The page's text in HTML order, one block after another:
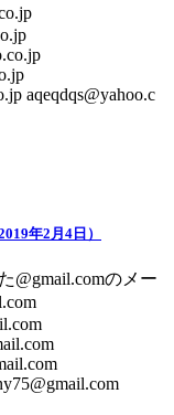
aqeqdqs@yahoo.c
年2月4日）
@gmail.comのメー